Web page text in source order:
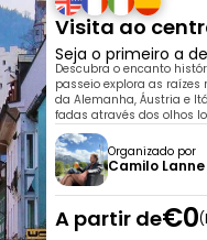
Visita ao
Seja o primeiro a
Descubra o encanto
passeio explora as
da Alemanha, Áustria e
fadas através dos olhos
Organizado por
Camilo Lanne
A partir de€0